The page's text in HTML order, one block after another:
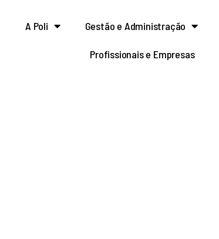
A Poli Gestão e Administração
Profissionais e Empresas